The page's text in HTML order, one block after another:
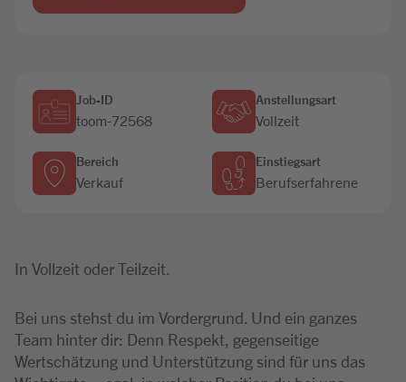
Job-ID
toom-72568
Anstellungsart
Vollzeit
Bereich
Verkauf
Einstiegsart
Berufserfahrene
In Vollzeit oder Teilzeit.
Bei uns stehst du im Vordergrund. Und ein ganzes
Team hinter dir: Denn Respekt, gegenseitige
Wertschätzung und Unterstützung sind für uns das